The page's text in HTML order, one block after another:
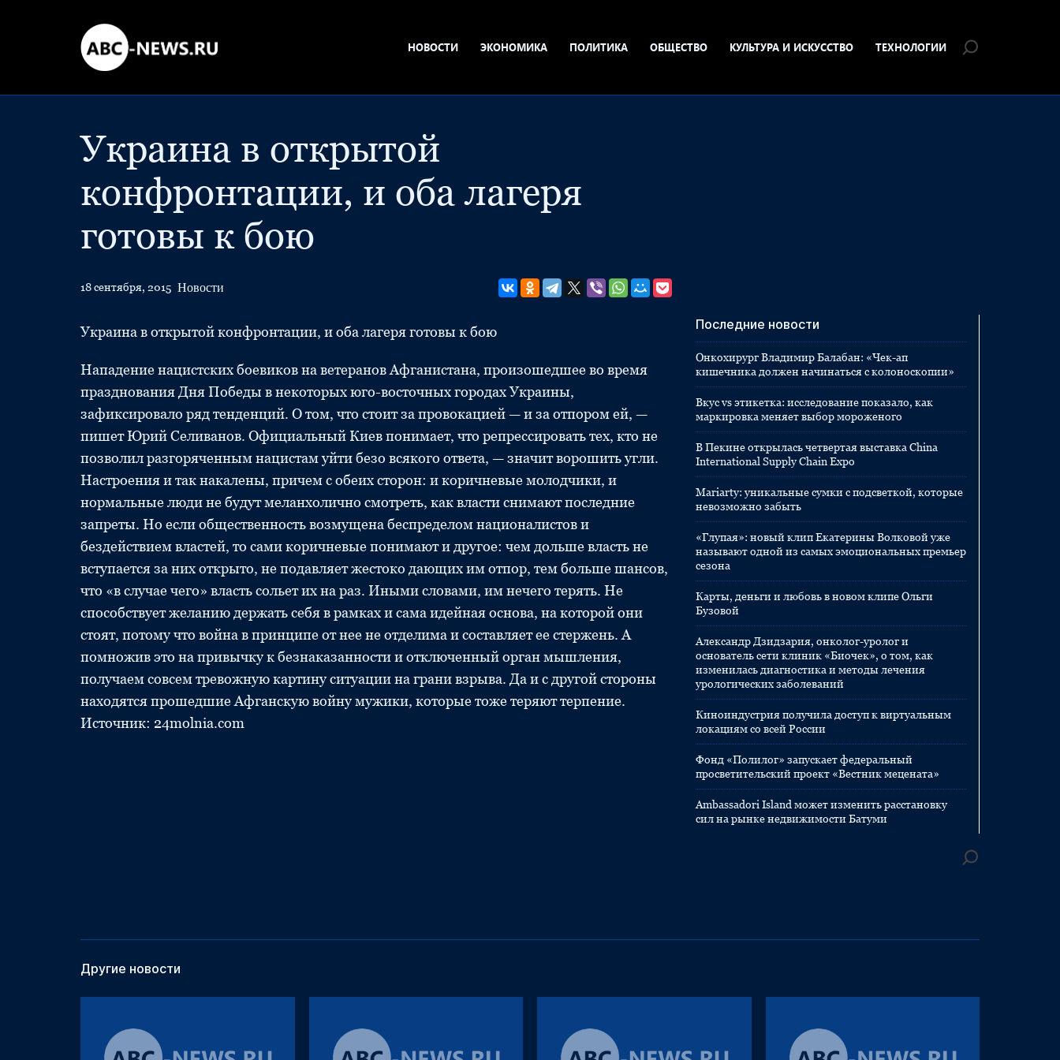
НОВОСТИ ЭКОНОМИКА ПОЛИТИКА ОБЩЕСТВО КУЛЬТУРА И ИСКУССТВО ТЕХНОЛОГИИ
Украина в открытой
конфронтации, и оба лагеря
готовы к бою
18 сентября, 2015 Новости
Украина в открытой конфронтации, и оба лагеря готовы к бою
Нападение нацистских боевиков на ветеранов Афганистана, произошедшее во время
празднования Дня Победы в некоторых юго-восточных городах Украины,
зафиксировало ряд тенденций. О том, что стоит за провокацией — и за отпором ей, —
пишет Юрий Селиванов. Официальный Киев понимает, что репрессировать тех, кто не
позволил разгоряченным нацистам уйти безо всякого ответа, — значит ворошить угли.
Настроения и так накалены, причем с обеих сторон: и коричневые молодчики, и
нормальные люди не будут меланхолично смотреть, как власти снимают последние
запреты. Но если общественность возмущена беспределом националистов и
бездействием властей, то сами коричневые понимают и другое: чем дольше власть не
вступается за них открыто, не подавляет жестоко дающих им отпор, тем больше шансов,
что «в случае чего» власть сольет их на раз. Иными словами, им нечего терять. Не
способствует желанию держать себя в рамках и сама идейная основа, на которой они
стоят, потому что война в принципе от нее не отделима и составляет ее стержень. А
помножив это на привычку к безнаказанности и отключенный орган мышления,
получаем совсем тревожную картину ситуации на грани взрыва. Да и с другой стороны
находятся прошедшие Афганскую войну мужики, которые тоже теряют терпение.
Источник: 24molnia.com
Последние новости
Онкохирург Владимир Балабан: «Чек-ап
кишечника должен начинаться с колоноскопии»
Вкус vs этикетка: исследование показало, как
маркировка меняет выбор мороженого
В Пекине открылась четвертая выставка China
International Supply Chain Expo
Mariarty: уникальные сумки с подсветкой, которые
невозможно забыть
«Глупая»: новый клип Екатерины Волковой уже
называют одной из самых эмоциональных премьер
сезона
Карты, деньги и любовь в новом клипе Ольги
Бузовой
Александр Дзидзария, онколог-уролог и
основатель сети клиник «Биочек», о том, как
изменилась диагностика и методы лечения
урологических заболеваний
Киноиндустрия получила доступ к виртуальным
локациям со всей России
Фонд «Полилог» запускает федеральный
просветительский проект «Вестник мецената»
Ambassadori Island может изменить расстановку
сил на рынке недвижимости Батуми
Другие новости